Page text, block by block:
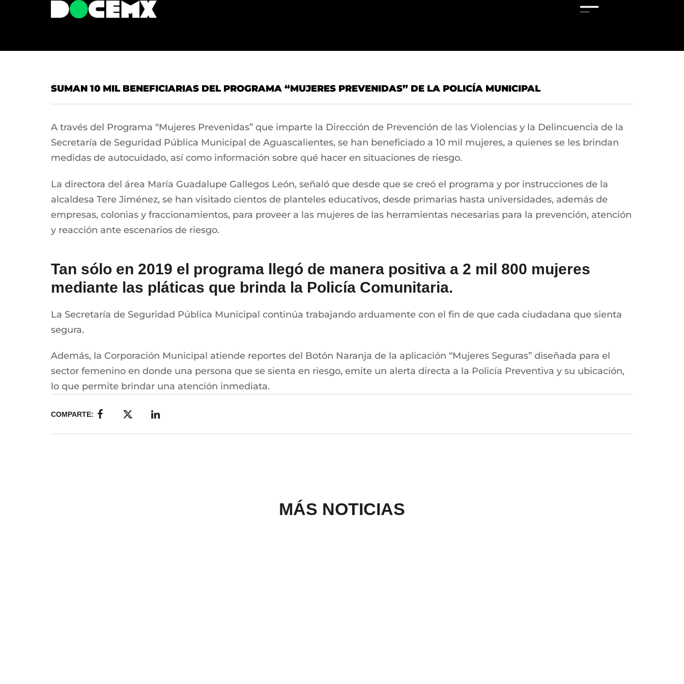
SUMAN 10 MIL BENEFICIARIAS DEL PROGRAMA “MUJERES PREVENIDAS” DE LA POLICÍA MUNICIPAL
A través del Programa “Mujeres Prevenidas” que imparte la Dirección de Prevención de las Violencias y la Delincuencia de la
Secretaría de Seguridad Pública Municipal de Aguascalientes, se han beneficiado a 10 mil mujeres, a quienes se les brindan
medidas de autocuidado, así como información sobre qué hacer en situaciones de riesgo.
La directora del área María Guadalupe Gallegos León, señaló que desde que se creó el programa y por instrucciones de la
alcaldesa Tere Jiménez, se han visitado cientos de planteles educativos, desde primarias hasta universidades, además de
empresas, colonias y fraccionamientos, para proveer a las mujeres de las herramientas necesarias para la prevención, atención
y reacción ante escenarios de riesgo.
Tan sólo en 2019 el programa llegó de manera positiva a 2 mil 800 mujeres
mediante las pláticas que brinda la Policía Comunitaria.
La Secretaría de Seguridad Pública Municipal continúa trabajando arduamente con el fin de que cada ciudadana que sienta
segura.
Además, la Corporación Municipal atiende reportes del Botón Naranja de la aplicación “Mujeres Seguras” diseñada para el
sector femenino en donde una persona que se sienta en riesgo, emite un alerta directa a la Policía Preventiva y su ubicación,
lo que permite brindar una atención inmediata.
COMPARTE:
MÁS NOTICIAS